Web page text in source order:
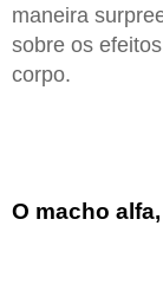
maneira
sobre os
corpo.
O macho